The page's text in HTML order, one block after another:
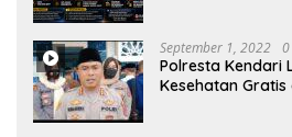
September 1, 2022
Polresta Kendari
Kesehatan